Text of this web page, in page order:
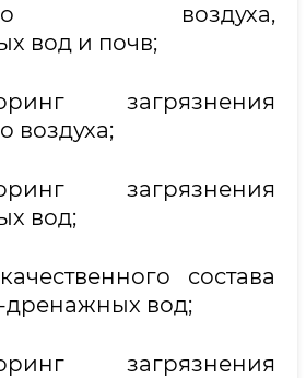
воздуха,
вод и почв;
загрязнения
воздуха;
загрязнения
вод;
состава
дренажных вод;
загрязнения